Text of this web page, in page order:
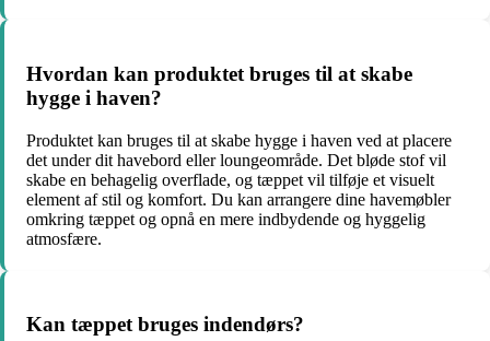
Hvordan kan produktet bruges til at skabe
hygge i haven?
Produktet kan bruges til at skabe hygge i haven ved at placere
det under dit havebord eller loungeområde. Det bløde stof vil
skabe en behagelig overflade, og tæppet vil tilføje et visuelt
element af stil og komfort. Du kan arrangere dine havemøbler
omkring tæppet og opnå en mere indbydende og hyggelig
atmosfære.
Kan tæppet bruges indendørs?